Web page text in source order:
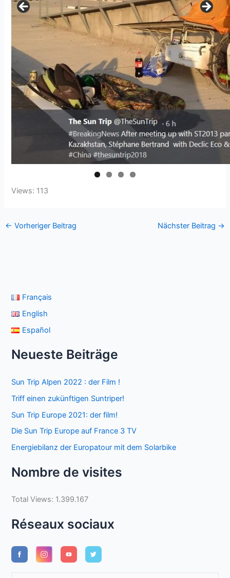
Views: 113
← Vorheriger Beitrag Nächster Beitrag →
Français
English
Español
Neueste Beiträge
Sun Trip Alpen 2022 : der Film !
Triff einen zukünftigen Suntriper!
Sun Trip Europe 2021: der film!
Die Sun Trip Europe auf France 3 TV
Energiebilanz der Europatour mit dem Solarbike
Nombre de visites
Total Views: 1.399.167
Réseaux sociaux